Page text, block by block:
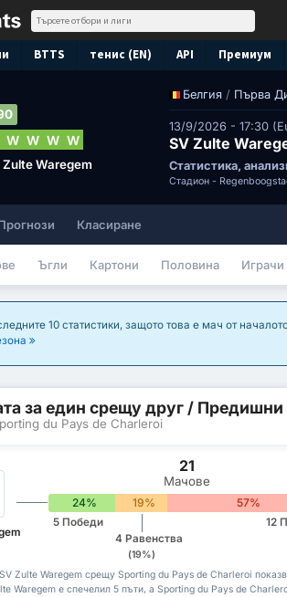
BTTS тенис (EN) API Премиум
Белгия / Първа
13/9/2026 - 17:30
Статистика,
Стадион -
W W W W
Zulte Waregem
Класиране
Ъгли Картони Половина Играчи
10 статистики, защото това е мач от
за един срещу друг / Предишни
du Pays de Charleroi
21
Мачове
24% 19% 57%
5 Победи
4 Равенства
(19%)
12
Zulte Waregem срещу Sporting du Pays de Charleroi
Waregem е спечелил 5 пъти, а Sporting du Pays de